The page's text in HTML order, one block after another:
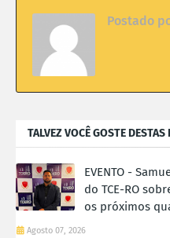
Postado
TALVEZ VOCÊ GOSTE DESTAS
EVENTO -
do TCE-RO
os próximos
Agosto 07, 2026